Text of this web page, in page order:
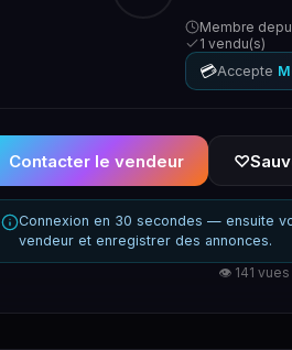
Membre
1 vendu(s)
💳Accepte
Contacter le vendeur ♡
Connexion en 30 secondes — ensuite
vendeur et enregistrer des annonces.
👁 141 vues